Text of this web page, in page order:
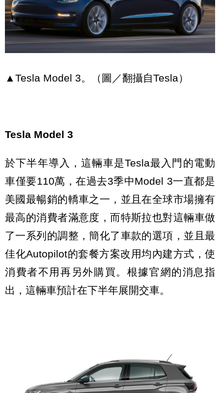
▲Tesla Model 3。（圖／翻攝自Tesla）
Tesla Model 3
於下半年導入，這輛車是Tesla最入門的電動
車僅要110萬，在過去3季中Model 3一直都是
美國最暢銷的轎車之一，並且在全球市場擁有
最高的消費者滿意度，而特斯拉也對這輛車做
了一系列的調整，簡化了車款的選項，並且最
佳化Autopilot的套餐方案改用均內建方式，使
消費者不用再另外購買。根據官網的消息指
出，這輛車預計在下半年展開交車。